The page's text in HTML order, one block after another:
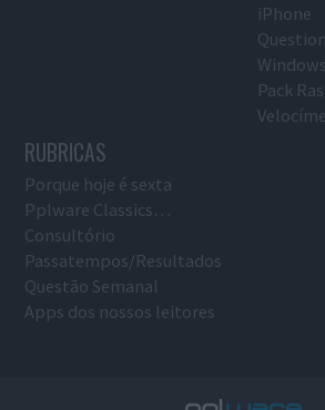
iPhone
Pack
RUBRICAS
Porque hoje é sexta
Pplware Classics…
Consultório
Passatempos/Resultados
Questão Semanal
Apps dos nossos leitores